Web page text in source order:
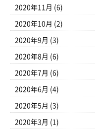
2020年11月 (6)
2020年10月 (2)
2020年9月 (3)
2020年8月 (6)
2020年7月 (6)
2020年6月 (4)
2020年5月 (3)
2020年3月 (1)